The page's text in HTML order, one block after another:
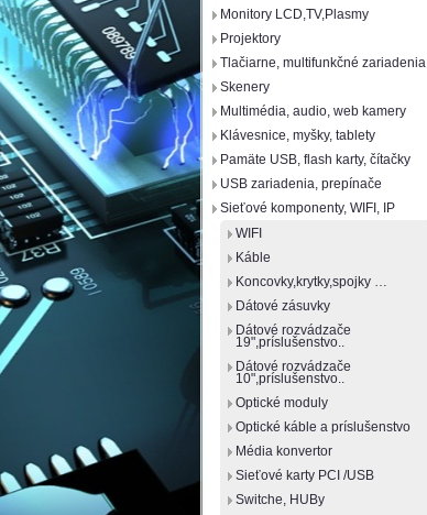
Monitory LCD,TV,Plasmy
Projektory
Tlačiarne, multifunkčné zariadenia
Skenery
Multimédia, audio, web kamery
Klávesnice, myšky, tablety
Pamäte USB, flash karty, čítačky
USB zariadenia, prepínače
Sieťové komponenty, WIFI, IP
WIFI
Káble
Koncovky,krytky,spojky …
Dátové zásuvky
Dátové rozvádzače
19",príslušenstvo..
Dátové rozvádzače
10",príslušenstvo..
Optické moduly
Optické káble a príslušenstvo
Média konvertor
Sieťové karty PCI /USB
Switche, HUBy